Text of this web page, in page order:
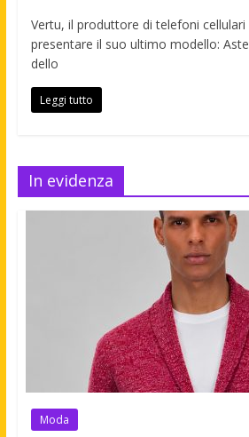
Vertu, il produttore di telefoni
presentare il suo ultimo modello:
dello
Leggi tutto
In evidenza
Moda